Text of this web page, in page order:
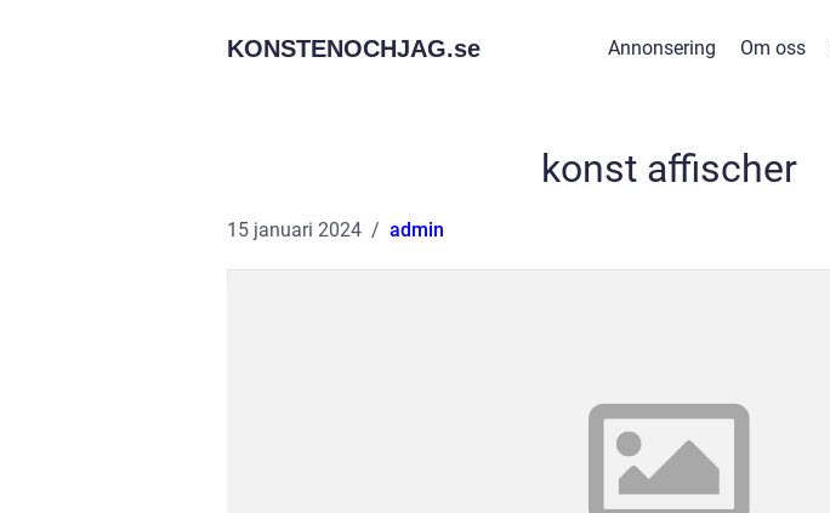
KONSTENOCHJAG.se Annonsering Om oss
konst affischer
15 januari 2024 admin